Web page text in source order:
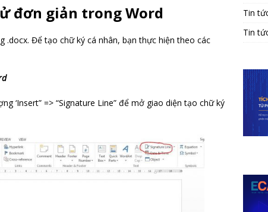
đơn giản trong Word
.docx. Để tạo chữ ký cá nhân, bạn thực hiện theo các
‘Insert” => “Signature Line” để mở giao diện tạo chữ ký
Tin
Tin